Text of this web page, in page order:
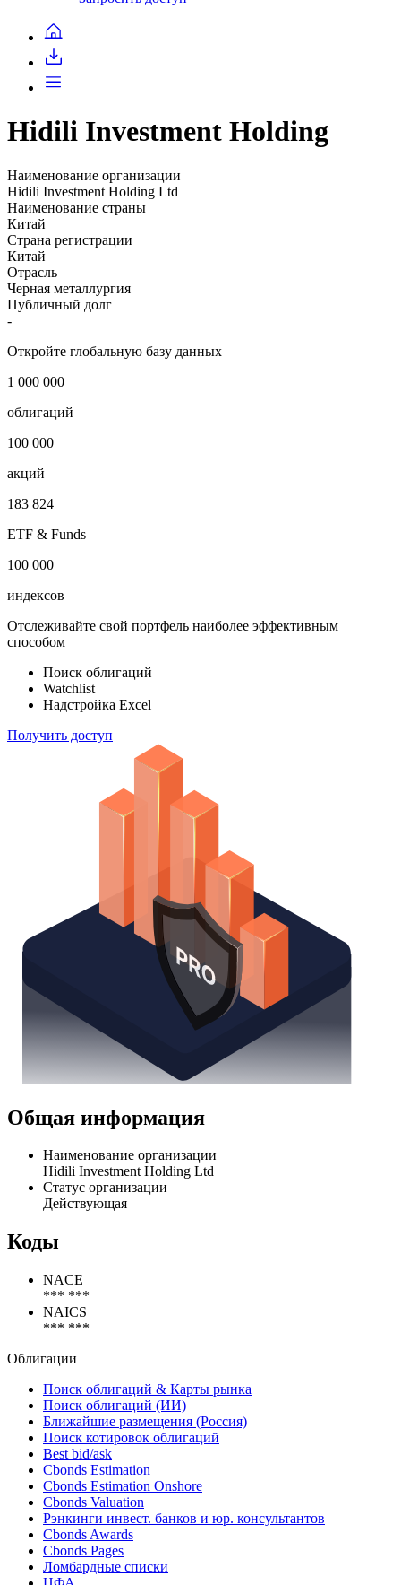
Hidili Investment Holding
Наименование организации
Hidili Investment Holding Ltd
Наименование страны
Китай
Страна регистрации
Китай
Отрасль
Черная металлургия
Публичный долг
-
Откройте глобальную базу данных
1 000 000
облигаций
100 000
акций
183 824
ETF & Funds
100 000
индексов
Отслеживайте свой портфель наиболее эффективным
способом
Поиск облигаций
Watchlist
Надстройка Excel
Получить доступ
Общая информация
Наименование организации
Hidili Investment Holding Ltd
Статус организации
Действующая
Коды
NACE
*** ***
NAICS
*** ***
Облигации
Поиск облигаций & Карты рынка
Поиск облигаций (ИИ)
Ближайшие размещения (Россия)
Поиск котировок облигаций
Best bid/ask
Cbonds Estimation
Cbonds Estimation Onshore
Cbonds Valuation
Рэнкинги инвест. банков и юр. консультантов
Cbonds Awards
Cbonds Pages
Ломбардные списки